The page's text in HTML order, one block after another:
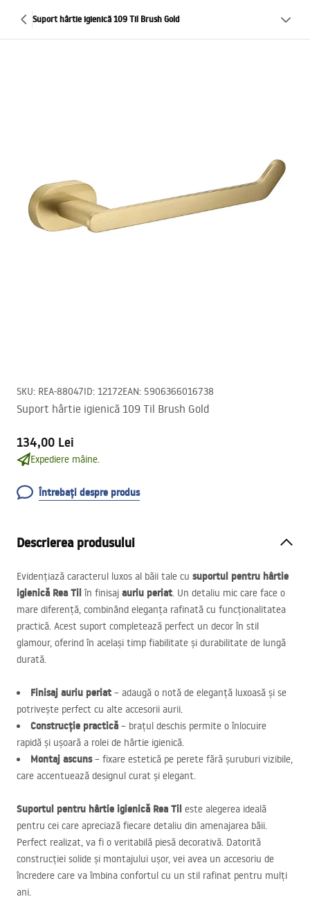
Suport hârtie igienică 109 Til Brush Gold
SKU: REA-88047ID: 12172EAN: 5906366016738
Suport hârtie igienică 109 Til Brush Gold
134,00 Lei
Expediere mâine.
Întrebați despre produs
Descrierea produsului
Evidențiază caracterul luxos al băii tale cu suportul pentru hârtie
igienică Rea Til în finisaj auriu periat. Un detaliu mic care face o
mare diferență, combinând eleganța rafinată cu funcționalitatea
practică. Acest suport completează perfect un decor în stil
glamour, oferind în același timp fiabilitate și durabilitate de lungă
durată.
Finisaj auriu periat – adaugă o notă de eleganță luxoasă și se
potrivește perfect cu alte accesorii aurii.
Construcție practică – brațul deschis permite o înlocuire
rapidă și ușoară a rolei de hârtie igienică.
Montaj ascuns– fixare estetică pe perete fără șuruburi vizibile,
care accentuează designul curat și elegant.
Suportul pentru hârtie igienică Rea Til este alegerea ideală
pentru cei care apreciază fiecare detaliu din amenajarea băii.
Perfect realizat, va fi o veritabilă piesă decorativă. Datorită
construcției solide și montajului ușor, vei avea un accesoriu de
încredere care va îmbina confortul cu un stil rafinat pentru mulți
ani.